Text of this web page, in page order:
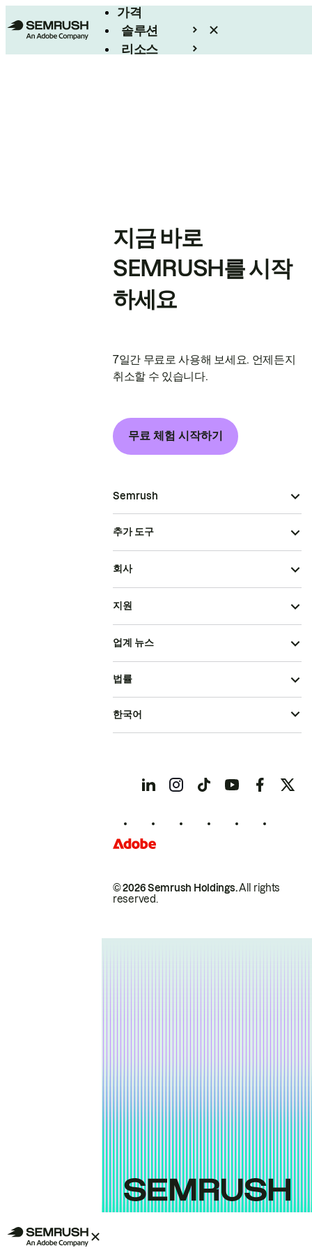
가격
솔루션
리소스
지금 바로
SEMRUSH를 시작
하세요
7일간 무료로 사용해 보세요. 언제든지
취소할 수 있습니다.
무료 체험 시작하기
Semrush
추가 도구
회사
지원
업계 뉴스
© 2026 Semrush Holdings.All rights
reserved.
법률
한국어